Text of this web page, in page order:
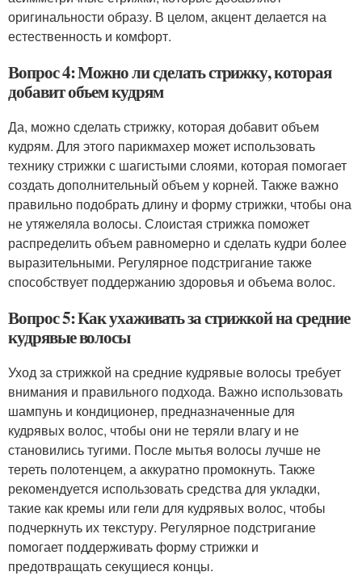
оригинальности образу. В целом, акцент делается на
естественность и комфорт.
Вопрос 4: Можно ли сделать стрижку, которая
добавит объем кудрям
Да, можно сделать стрижку, которая добавит объем
кудрям. Для этого парикмахер может использовать
технику стрижки с шагистыми слоями, которая помогает
создать дополнительный объем у корней. Также важно
правильно подобрать длину и форму стрижки, чтобы она
не утяжеляла волосы. Слоистая стрижка поможет
распределить объем равномерно и сделать кудри более
выразительными. Регулярное подстригание также
способствует поддержанию здоровья и объема волос.
Вопрос 5: Как ухаживать за стрижкой на средние
кудрявые волосы
Уход за стрижкой на средние кудрявые волосы требует
внимания и правильного подхода. Важно использовать
шампунь и кондиционер, предназначенные для
кудрявых волос, чтобы они не теряли влагу и не
становились тугими. После мытья волосы лучше не
тереть полотенцем, а аккуратно промокнуть. Также
рекомендуется использовать средства для укладки,
такие как кремы или гели для кудрявых волос, чтобы
подчеркнуть их текстуру. Регулярное подстригание
помогает поддерживать форму стрижки и
предотвращать секущиеся концы.